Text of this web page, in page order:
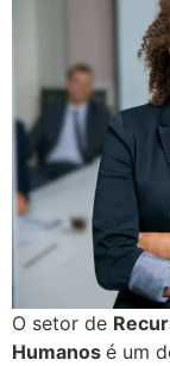
O setor de
Humanos é um